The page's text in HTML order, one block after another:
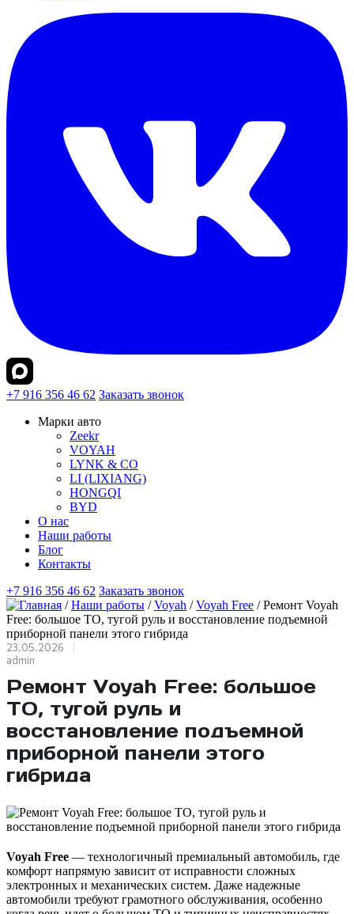
+7 916 356 46 62 Заказать звонок
Марки авто
Zeekr
VOYAH
LYNK & CO
LI (LIXIANG)
HONGQI
BYD
О нас
Наши работы
Блог
Контакты
+7 916 356 46 62 Заказать звонок
/ Наши работы / Voyah / Voyah Free / Ремонт Voyah
Free: большое ТО, тугой руль и восстановление подъемной
приборной панели этого гибрида
23.05.2026
admin
Ремонт Voyah Free: большое
ТО, тугой руль и
восстановление подъемной
приборной панели этого
гибрида
Voyah Free — технологичный премиальный автомобиль, где
комфорт напрямую зависит от исправности сложных
электронных и механических систем. Даже надежные
автомобили требуют грамотного обслуживания, особенно